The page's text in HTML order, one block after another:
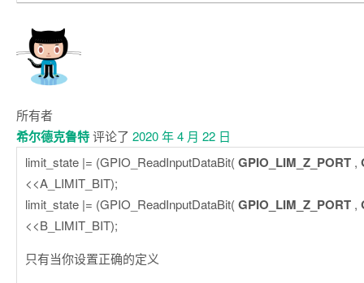
所有者
希尔德克鲁特评论了 2020 年 4 月 22 日
limit_state |= (GPIO_ReadInputDataBit(GPIO_LIM_Z_PORT ,
<<A_LIMIT_BIT);
limit_state |= (GPIO_ReadInputDataBit(GPIO_LIM_Z_PORT ,
<<B_LIMIT_BIT);
只有当你设置正确的定义